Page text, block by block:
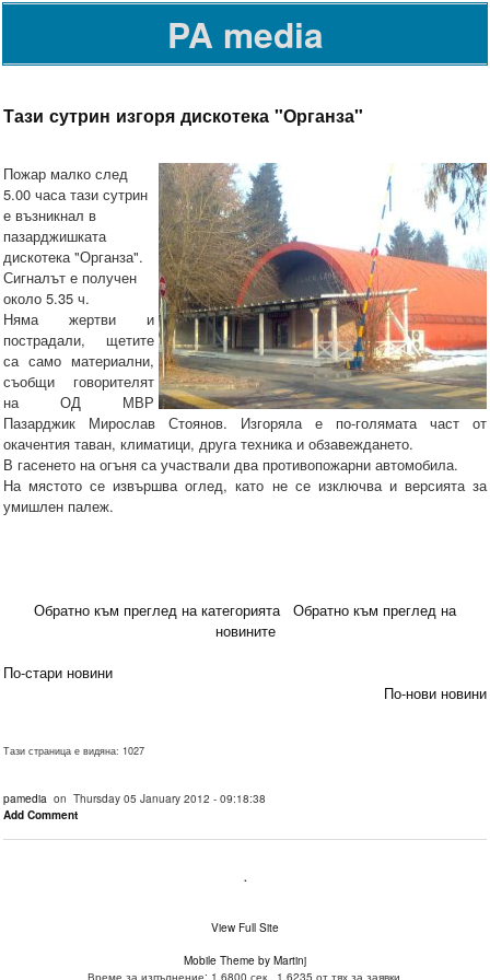
PA media
Тази сутрин изгоря дискотека "Органза"
Пожар малко след
5.00 часа тази сутрин
е възникнал в
пазарджишката
дискотека "Органза".
Сигналът е получен
около 5.35 ч.
Няма жертви и
пострадали, щетите
са само материални,
съобщи говорителят
на ОД МВР
Пазарджик Мирослав Стоянов. Изгоряла е по-голямата част от
окачентия таван, климатици, друга техника и обзавеждането.
В гасенето на огъня са участвали два противопожарни автомобила.
На мястото се извършва оглед, като не се изключва и версията за
умишлен палеж.
Обратно към преглед на категорията
Обратно към преглед на
новините
По-стари новини
По-нови новини
Тази страница е видяна: 1027
pamedia on Thursday 05 January 2012 - 09:18:38
Add Comment
.
View Full Site
Mobile Theme by Martinj
Време за изпълнение: 1.6800 сек., 1.6235 от тях за заявки.